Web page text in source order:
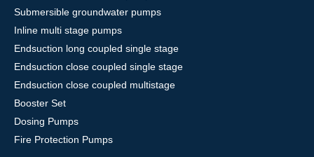
Submersible groundwater pumps
Inline multi stage pumps
Endsuction long coupled single stage
Endsuction close coupled single stage
Endsuction close coupled multistage
Booster Set
Dosing Pumps
Fire Protection Pumps